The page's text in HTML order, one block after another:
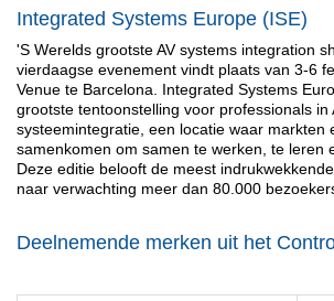
Integrated Systems Europe (ISE)
'S Werelds grootste AV systems integration
vierdaagse evenement vindt plaats van 3-6
Venue te Barcelona. Integrated Systems
grootste tentoonstelling voor professionals in
systeemintegratie, een locatie waar markten
samenkomen om samen te werken, te leren
Deze editie belooft de meest
naar verwachting meer dan 80.000
Deelnemende merken uit het